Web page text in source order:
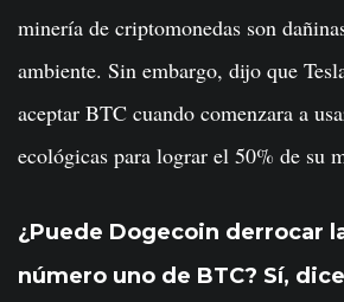
minería de criptomonedas son
ambiente. Sin embargo, dijo que
aceptar BTC cuando comenzara a
ecológicas para lograr el 50% de su
¿Puede Dogecoin derrocar
número uno de BTC? Sí,